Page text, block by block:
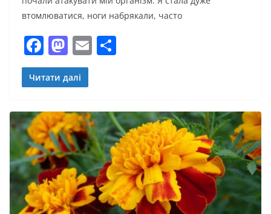
втомлюватися, ноги набрякали, часто
F
a
c
b
o
o
k
M
a
st
d
o
n
E
и
т
и
с
я
Читати далі